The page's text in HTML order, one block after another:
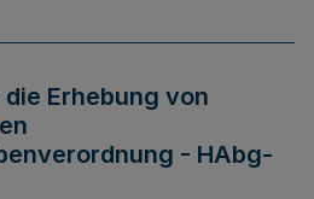
Erhebung von
- HAbg-